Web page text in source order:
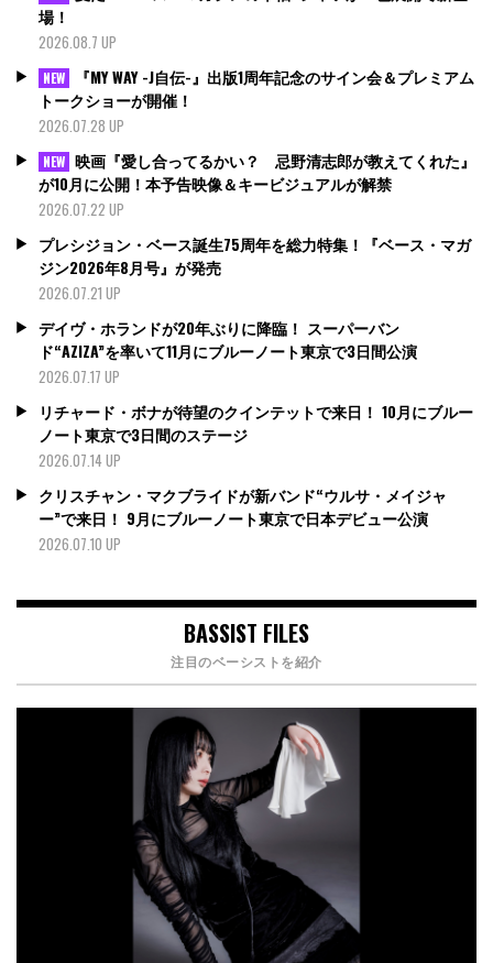
場！
2026.08.7 UP
NEW
『MY WAY -J自伝-』出版1周年記念のサイン会＆プレミアム
トークショーが開催！
2026.07.28 UP
NEW 映画『愛し合ってるかい？ 忌野清志郎が教えてくれた』
が10月に公開！本予告映像＆キービジュアルが解禁
2026.07.22 UP
プレシジョン・ベース誕生75周年を総力特集！『ベース・マガ
ジン2026年8月号』が発売
2026.07.21 UP
デイヴ・ホランドが20年ぶりに降臨！ スーパーバン
ド“AZIZA”を率いて11月にブルーノート東京で3日間公演
2026.07.17 UP
リチャード・ボナが待望のクインテットで来日！ 10月にブルー
ノート東京で3日間のステージ
2026.07.14 UP
クリスチャン・マクブライドが新バンド“ウルサ・メイジャ
ー”で来日！ 9月にブルーノート東京で日本デビュー公演
2026.07.10 UP
BASSIST FILES
注目のベーシストを紹介